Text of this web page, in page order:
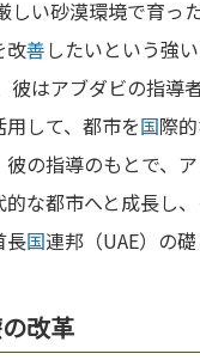
しい砂漠環境で育っ
改善したいという強
彼はアブダビの指導
用して、都市を国際
彼の指導のもとで、
な都市へと成長し
長国連邦（UAE）の礎
改革